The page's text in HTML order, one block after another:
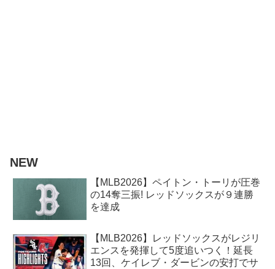
NEW
【MLB2026】ペイトン・トーリが圧巻
の14奪三振! レッドソックスが９連勝
を達成
【MLB2026】レッドソックスがレジリ
エンスを発揮して5度追いつく！延長
13回、ケイレブ・ダービンの安打でサ